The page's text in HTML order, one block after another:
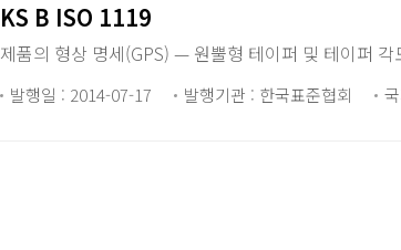
KS B ISO 1119
제품의 형상 명세(GPS) — 원뿔형 테이퍼 및 테이퍼 각
발행일 : 2014-07-17 발행기관 : 한국표준협회